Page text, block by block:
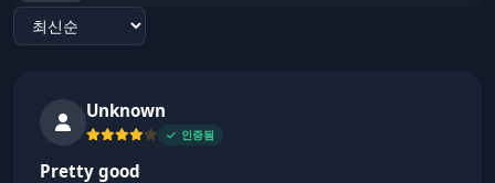
Sort reviews
Unknown
인증됨
Pretty good